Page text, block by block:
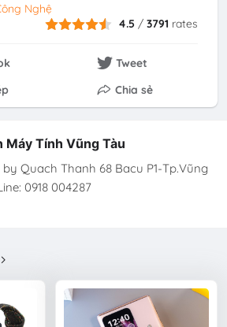
Nghệ
4.5 /3791 rates
Tweet
Chia sẻ
Máy Tính Vũng Tàu
Quach Thanh 68 Bacu P1-Tp.Vũng
0918 004287